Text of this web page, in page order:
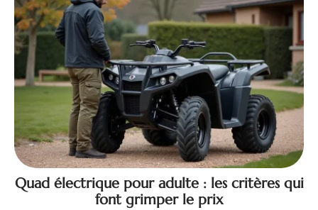
Quad électrique pour adulte : les critères qui
font grimper le prix